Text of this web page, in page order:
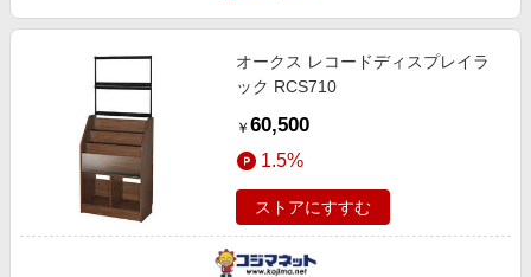
オークス レコードディスプレイラ
ック RCS710
￥ 60,500
1.5%
ストアにすすむ